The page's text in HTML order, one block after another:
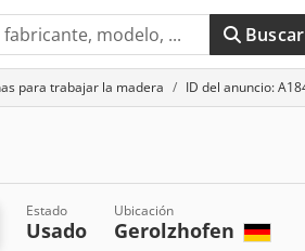
Buscar
para trabajar la madera ID del anuncio:
Estado
Usado
Ubicación
Gerolzhofen